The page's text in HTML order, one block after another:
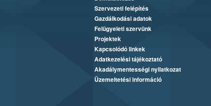
Szervezeti felépítés
Gazdálkodási adatok
Felügyeleti szervünk
Projektek
Kapcsolódó linkek
Adatkezelési tájékoztató
Akadálymentességi nyilatkozat
Üzemeltetési információ